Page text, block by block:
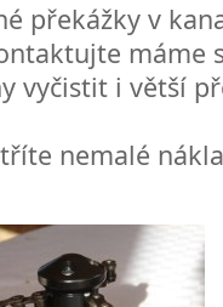
překážky v
máme
vyčistit i větší
nemalé